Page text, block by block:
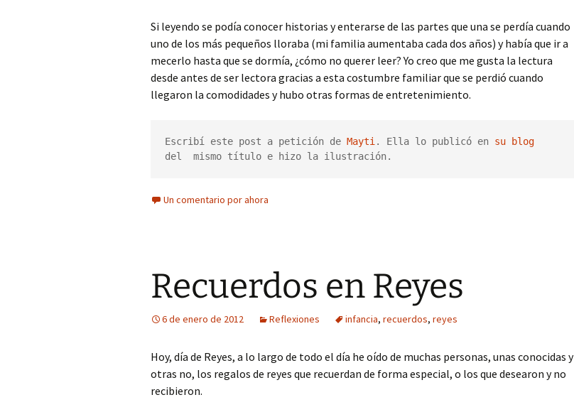
Si leyendo se podía conocer historias y enterarse de las partes que una se perdía cuando
uno de los más pequeños lloraba (mi familia aumentaba cada dos años) y había que ir a
mecerlo hasta que se dormía, ¿cómo no querer leer? Yo creo que me gusta la lectura
desde antes de ser lectora gracias a esta costumbre familiar que se perdió cuando
llegaron la comodidades y hubo otras formas de entretenimiento.
Escribí este post a petición de Mayti . Ella lo publicó en su blog
del  mismo título e hizo la ilustración.
Un comentario por ahora
Recuerdos en Reyes
6 de enero de 2012 Reflexiones infancia, recuerdos, reyes
Hoy, día de Reyes, a lo largo de todo el día he oído de muchas personas, unas conocidas y
otras no, los regalos de reyes que recuerdan de forma especial, o los que desearon y no
recibieron.